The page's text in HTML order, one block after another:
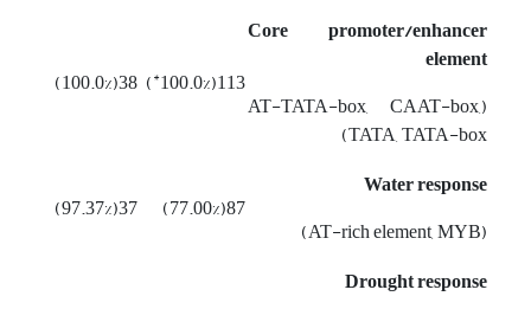
Core promoter/enhancer
element
(AT-TATA-box, CAAT-box,
TATA, TATA-box)
113(100.0%
*
)
38(100.0%)
Water response
(AT-rich element, MYB)
87(77.00%)
37(97.37%)
Drought response